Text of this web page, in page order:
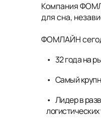
Компания
для сна,
ФОМЛАЙН
32 года на
Самый
Лидер в